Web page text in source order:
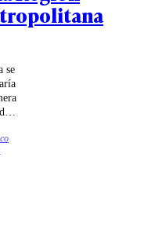
se